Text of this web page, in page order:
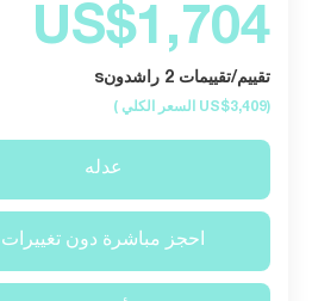
US$1,704
تقييم/تقييمات 2 راشدونs
(US$3,409 السعر الكلي )
عدله
احجز مباشرة دون تغييرات